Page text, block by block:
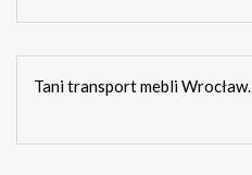
Tani transport mebli Wrocław.